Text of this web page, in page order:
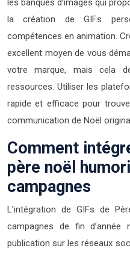
les banques d’images qui
la création de GIFs
compétences en animation.
excellent moyen de vous
votre marque, mais cela
ressources. Utiliser les
rapide et efficace pour
communication de Noël
Comment
père noël
campagnes
L’intégration de GIFs de
campagnes de fin
publication sur les réseaux